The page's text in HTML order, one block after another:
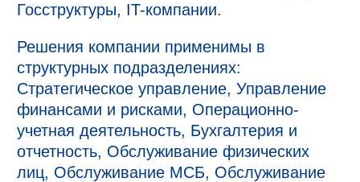
Госструктуры, IT-компании.
Решения компании применимы в
структурных подразделениях:
Стратегическое управление, Управление
финансами и рисками, Операционно-
учетная деятельность, Бухгалтерия и
отчетность, Обслуживание физических
лиц, Обслуживание МСБ, Обслуживание